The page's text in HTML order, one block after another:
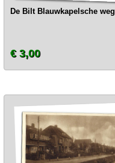
De Bilt Blauwkapelsche weg
€ 3,00